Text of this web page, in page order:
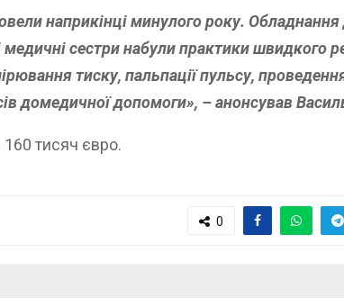
наприкінці минулого року.
медичні сестри набули практики
тиску, пальпації пульсу,
домедичної допомоги», – анонсував
160 тисяч євро.
0